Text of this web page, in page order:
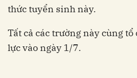
thức tuyển sinh này.
Tất cả các trường này cùng
lực vào ngày 1/7.